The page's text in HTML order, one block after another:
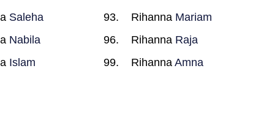
Saleha Rihanna Mariam
Nabila Rihanna Raja
Islam RihannaAmna